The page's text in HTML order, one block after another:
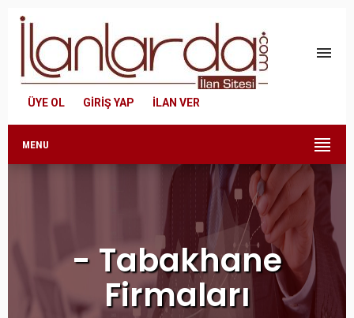
menu
ÜYE OL GİRİŞ YAP İLAN VER
MENU
- Tabakhane
Firmaları